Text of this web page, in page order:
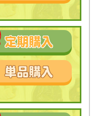
定期購入
単品購入